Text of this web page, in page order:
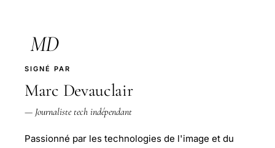
MD
SIGNÉ PAR
Marc Devauclair
— Journaliste tech indépendant
Passionné par les technologies de l'image et du